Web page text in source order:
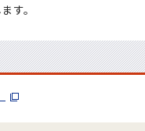
す。